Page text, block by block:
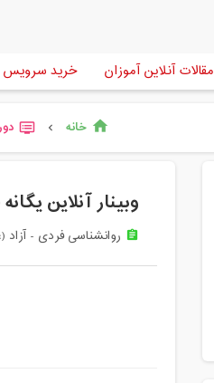
مقالات آنلاین آموزان خرید سرویس
home خانه chevron_left
dvr
وبینار آنلاین
assignment روانشناسی فردی - آزاد